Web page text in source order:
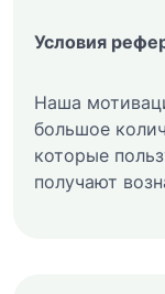
Условия
Наша
большое
которые
получают